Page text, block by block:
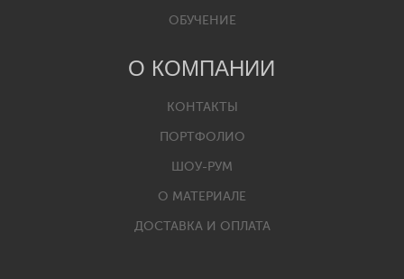
ОБУЧЕНИЕ
О КОМПАНИИ
КОНТАКТЫ
ПОРТФОЛИО
ШОУ-РУМ
О МАТЕРИАЛЕ
ДОСТАВКА И ОПЛАТА